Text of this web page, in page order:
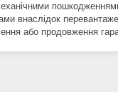
внаслідок
або продовження